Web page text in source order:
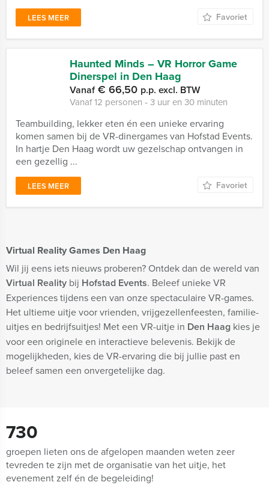
Virtual Reality Games Den Haag
Wil jij eens iets nieuws proberen? Ontdek dan de wereld van
Virtual Reality bij Hofstad Events. Beleef unieke VR
Experiences tijdens een van onze spectaculaire VR-games.
Het ultieme uitje voor vrienden, vrijgezellenfeesten, familie-
uitjes en bedrijfsuitjes! Met een VR-uitje in Den Haag kies je
voor een originele en interactieve belevenis. Bekijk de
mogelijkheden, kies de VR-ervaring die bij jullie past en
beleef samen een onvergetelijke dag.
LEES MEER Favoriet
Haunted Minds – VR Horror Game
Dinerspel in Den Haag
Vanaf€ 66,50 p.p. excl. BTW
Vanaf 12 personen ‐ 3 uur en 30 minuten
Teambuilding, lekker eten én een unieke ervaring
komen samen bij de VR-dinergames van Hofstad Events.
In hartje Den Haag wordt uw gezelschap ontvangen in
een gezellig ...
LEES MEER Favoriet
730
groepen lieten ons de afgelopen maanden weten zeer
tevreden te zijn met de organisatie van het uitje, het
evenement zelf én de begeleiding!